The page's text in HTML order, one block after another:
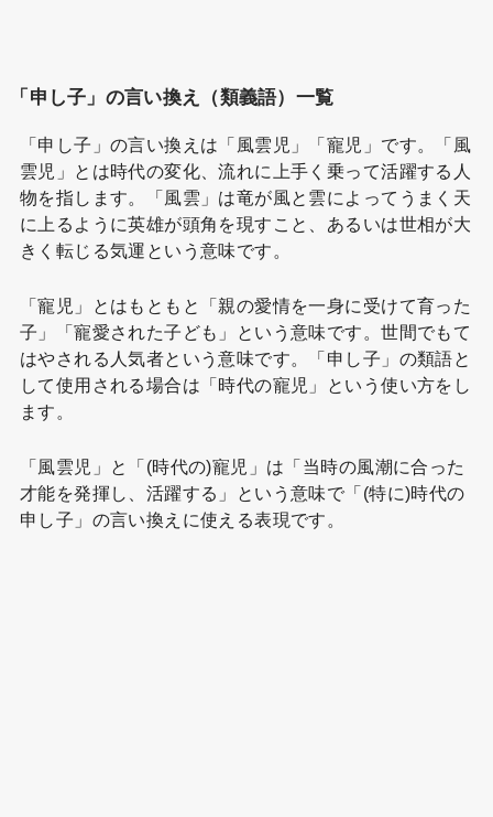
「申し子」の言い換え（類義語）一覧
「申し子」の言い換えは「風雲児」「寵児」です。「風
雲児」とは時代の変化、流れに上手く乗って活躍する人
物を指します。「風雲」は竜が風と雲によってうまく天
に上るように英雄が頭角を現すこと、あるいは世相が大
きく転じる気運という意味です。
「寵児」とはもともと「親の愛情を一身に受けて育った
子」「寵愛された子ども」という意味です。世間でもて
はやされる人気者という意味です。「申し子」の類語と
して使用される場合は「時代の寵児」という使い方をし
ます。
「風雲児」と「(時代の)寵児」は「当時の風潮に合った
才能を発揮し、活躍する」という意味で「(特に)時代の
申し子」の言い換えに使える表現です。